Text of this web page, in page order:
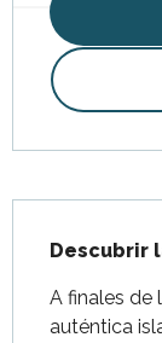
Descubrir
A finales de
auténtica